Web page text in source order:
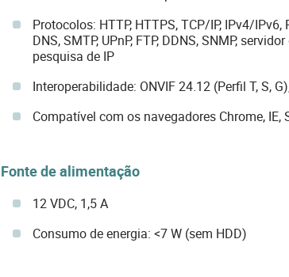
Protocolos: HTTP, HTTPS, TCP/IP, IPv4/IPv6,
DNS, SMTP, UPnP, FTP, DDNS, SNMP,
pesquisa de IP
Interoperabilidade: ONVIF 24.12 (Perfil T, S,
Compatível com os navegadores Chrome, IE,
Fonte de alimentação
12 VDC, 1,5 A
Consumo de energia: <7 W (sem HDD)